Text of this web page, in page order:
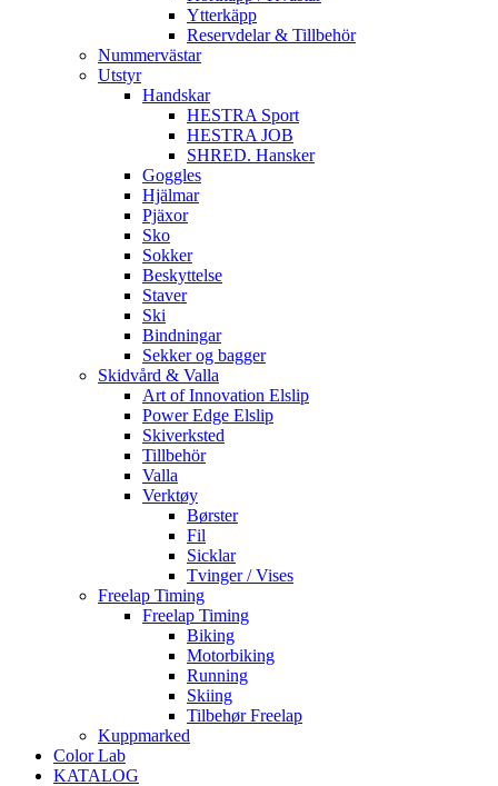
Ytterkäpp
Reservdelar & Tillbehör
Nummervästar
Utstyr
Handskar
HESTRA Sport
HESTRA JOB
SHRED. Hansker
Goggles
Hjälmar
Pjäxor
Sko
Sokker
Beskyttelse
Staver
Ski
Bindningar
Sekker og bagger
Skidvård & Valla
Art of Innovation Elslip
Power Edge Elslip
Skiverksted
Tillbehör
Valla
Verktøy
Børster
Fil
Sicklar
Tvinger / Vises
Freelap Timing
Freelap Timing
Biking
Motorbiking
Running
Skiing
Tilbehør Freelap
Kuppmarked
Color Lab
KATALOG